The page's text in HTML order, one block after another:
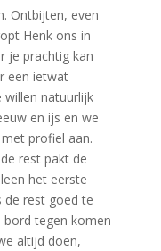
Ontbijten, even
Henk ons in
je prachtig kan
een ietwat
willen natuurlijk
en ijs en we
profiel aan.
rest pakt de
het eerste
de rest goed te
tegen komen
altijd doen,